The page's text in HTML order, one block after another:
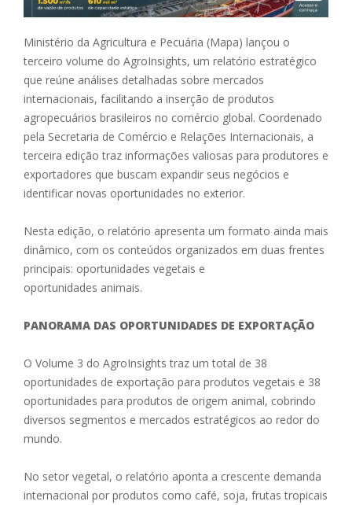
Ministério da Agricultura e Pecuária (Mapa) lançou o
terceiro volume do AgroInsights, um relatório estratégico
que reúne análises detalhadas sobre mercados
internacionais, facilitando a inserção de produtos
agropecuários brasileiros no comércio global. Coordenado
pela Secretaria de Comércio e Relações Internacionais, a
terceira edição traz informações valiosas para produtores e
exportadores que buscam expandir seus negócios e
identificar novas oportunidades no exterior.
Nesta edição, o relatório apresenta um formato ainda mais
dinâmico, com os conteúdos organizados em duas frentes
principais: oportunidades vegetais e
oportunidades animais.
PANORAMA DAS OPORTUNIDADES DE EXPORTAÇÃO
O Volume 3 do AgroInsights traz um total de 38
oportunidades de exportação para produtos vegetais e 38
oportunidades para produtos de origem animal, cobrindo
diversos segmentos e mercados estratégicos ao redor do
mundo.
No setor vegetal, o relatório aponta a crescente demanda
internacional por produtos como café, soja, frutas tropicais